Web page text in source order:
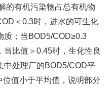
的有机污染物占总有机物
＜0.3时，进水的可生化
质；当BOD5/COD≥0.3
比值＞0.45时，生化性良
中处理厂的BOD5/COD平
值小于平均值，说明部分